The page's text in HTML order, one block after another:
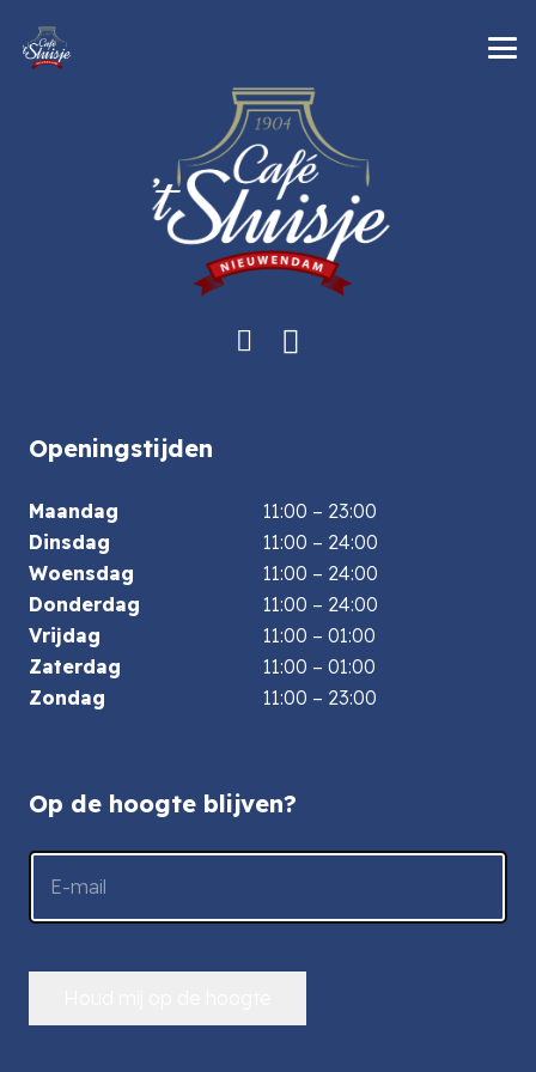
Openingstijden
Maandag
11:00 – 23:00
Dinsdag
11:00 – 24:00
Woensdag
11:00 – 24:00
Donderdag
11:00 – 24:00
Vrijdag
11:00 – 01:00
Zaterdag
11:00 – 01:00
Zondag
11:00 – 23:00
Op de hoogte blijven?
mailadres